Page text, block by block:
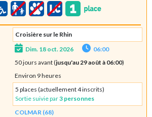
Croisière sur le Rhin
Dim. 18 oct. 2026
06:00
50 jours avant (jusqu'au 29 août à 06:00)
Environ 9 heures
5 places (actuellement 4 inscrits)
Sortie suivie par3 personnes
COLMAR (68)